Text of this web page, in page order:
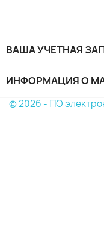
ВАША УЧЕТНАЯ
ИНФОРМАЦИЯ О
© 2026 - ПО